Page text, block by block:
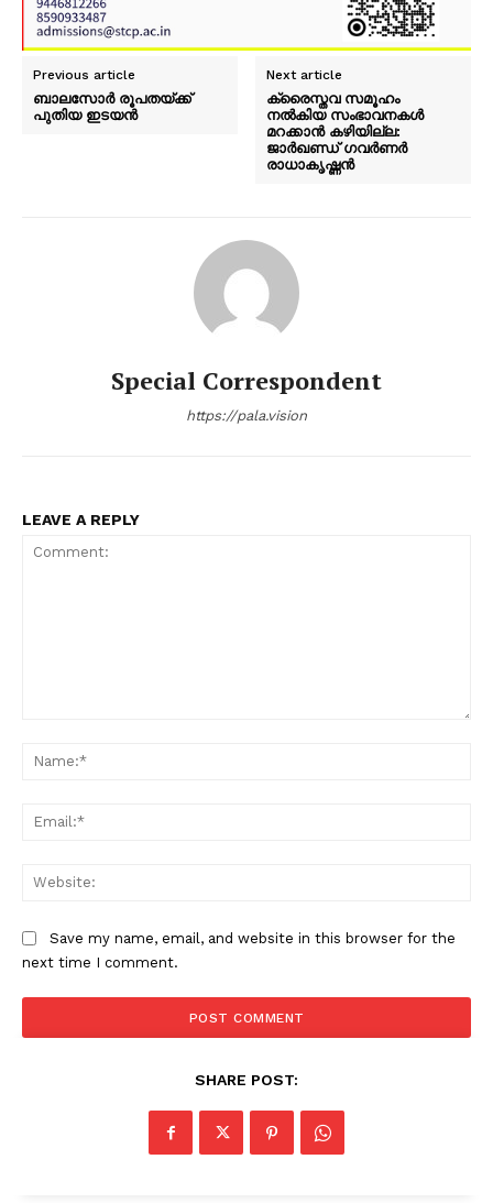
PALA VISION
Previous article
ബാലസോർ രൂപതയ്ക്ക്
പുതിയ ഇടയൻ
Next article
ക്രൈസ്തവ സമൂഹം
നൽകിയ സംഭാവനകൾ
മറക്കാൻ കഴിയില്ല:
ജാർഖണ്ഡ് ഗവർണർ
രാധാകൃഷ്ണൻ
Special Correspondent
https://pala.vision
LEAVE A REPLY
Save my name, email, and website in this browser for the
next time I comment.
SHARE POST: